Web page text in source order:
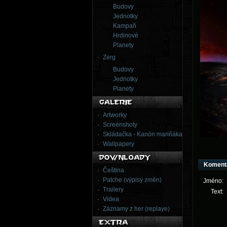
Budovy
Jednotky
Kampaň
Hrdinové
Planety
Zerg
Budovy
Jednotky
Planety
Artworky
Screenshoty
Skládačka - Kanón mariňáka
Wallpapery
Čeština
Patche (výpisy změn)
Trailery
Videa
Záznamy z her (replaye)
Jméno:
Text: